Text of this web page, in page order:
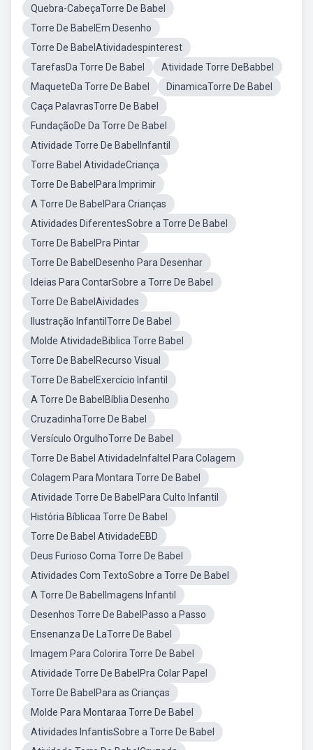
Quebra-CabeçaTorre De Babel
Torre De BabelEm Desenho
Torre De BabelAtividadespinterest
TarefasDa Torre De Babel
Atividade Torre DeBabbel
MaqueteDa Torre De Babel
DinamicaTorre De Babel
Caça PalavrasTorre De Babel
FundaçãoDe Da Torre De Babel
Atividade Torre De BabelInfantil
Torre Babel AtividadeCriança
Torre De BabelPara Imprimir
A Torre De BabelPara Crianças
Atividades DiferentesSobre a Torre De Babel
Torre De BabelPra Pintar
Torre De BabelDesenho Para Desenhar
Ideias Para ContarSobre a Torre De Babel
Torre De BabelAividades
Ilustração InfantilTorre De Babel
Molde AtividadeBiblica Torre Babel
Torre De BabelRecurso Visual
Torre De BabelExercício Infantil
A Torre De BabelBíblia Desenho
CruzadinhaTorre De Babel
Versículo OrgulhoTorre De Babel
Torre De Babel AtividadeInfaltel Para Colagem
Colagem Para Montara Torre De Babel
Atividade Torre De BabelPara Culto Infantil
História Bíblicaa Torre De Babel
Torre De Babel AtividadeEBD
Deus Furioso Coma Torre De Babel
Atividades Com TextoSobre a Torre De Babel
A Torre De BabelImagens Infantil
Desenhos Torre De BabelPasso a Passo
Ensenanza De LaTorre De Babel
Imagem Para Colorira Torre De Babel
Atividade Torre De BabelPra Colar Papel
Torre De BabelPara as Crianças
Molde Para Montaraa Torre De Babel
Atividades InfantisSobre a Torre De Babel